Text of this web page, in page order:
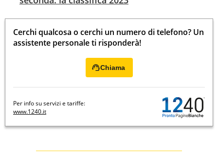
Cerchi qualcosa o cerchi un numero di telefono? Un
assistente personale ti risponderà!
Chiama
Per info su servizi e tariffe:
www.1240.it